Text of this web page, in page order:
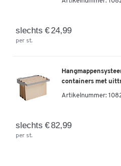
slechts € 24,99
per st.
containers met
Artikelnummer:
slechts € 82,99
per st.